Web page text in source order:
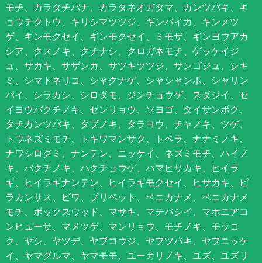
モチ、カラタチバナ、カラタネオガタマ、カンツバキ、キ
ョウチクトウ、キリシマツツジ、ギンバイカ、キンメツ
ゲ、キンモクセイ、ギンモクセイ、ミモザ、ギンヨウアカ
シア、クスノキ、クチナシ、クロガネモチ、ゲッケイジ
ュ、サカキ、サザンカ、サツキツツジ、サンゴジュ、シキ
ミ、シマトネリコ、シャクナゲ、シャシャンポ、シャリン
バイ、シラカシ、シロダモ、ジンチョウゲ、スダジイ、セ
イヨウバクチノキ、センリョウ、ソヨゴ、タイサンボク、
タチカンツバキ、タブノキ、タラヨウ、チャノキ、ツゲ、
トウネズミモチ、トキワマンサク、トベラ、ナナミノキ、
ナワシログミ、ナンテン、ニッケイ、ネズミモチ、ハイノ
キ、バクチノキ、ハクチョウゲ、ハマヒサカキ、ヒイラ
ギ、ヒイラギナンテン、ヒイラギモクセイ、ヒサカキ、ピ
ラカンサス、ビワ、プリペット、ベニカナメ、ベニカナメ
モチ、ボックスウッド、マサキ、マテバシイ、マホニアコ
ンヒューサ、マメツゲ、マンリョウ、モチノキ、モッコ
ク、ヤシ、ヤツデ、ヤブコウジ、ヤブツバキ、ヤブニッケ
イ、ヤマグルマ、ヤマモモ、ユーカリノキ、ユズ、ユズリ